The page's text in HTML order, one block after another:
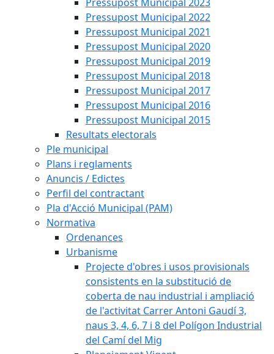
Pressupost Municipal 2022
Pressupost Municipal 2021
Pressupost Municipal 2020
Pressupost Municipal 2019
Pressupost Municipal 2018
Pressupost Municipal 2017
Pressupost Municipal 2016
Pressupost Municipal 2015
Resultats electorals
Ple municipal
Plans i reglaments
Anuncis / Edictes
Perfil del contractant
Pla d'Acció Municipal (PAM)
Normativa
Ordenances
Urbanisme
Projecte d'obres i usos provisionals
consistents en la substitució de
coberta de nau industrial i ampliació
de l'activitat Carrer Antoni Gaudí 3,
naus 3, 4, 6, 7 i 8 del Polígon Industrial
del Camí del Mig